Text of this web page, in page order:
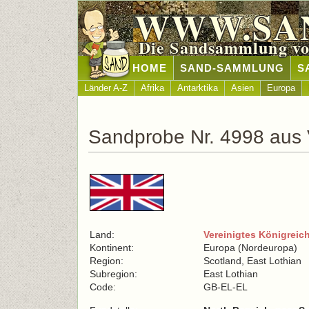
Die Sandsammlung
HOME SAND-SAMMLUNG
Länder A-Z Afrika Antarktika Asien Europa
Sandprobe Nr. 4998
Land: Vereinigtes Königreich
Kontinent:
Europa (Nordeuropa)
Region:
Scotland, East Lothian
Subregion:
East Lothian
Code:
GB-EL-EL